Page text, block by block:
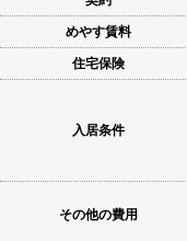
めやす賃料
住宅保険
入居条件
その他の費用